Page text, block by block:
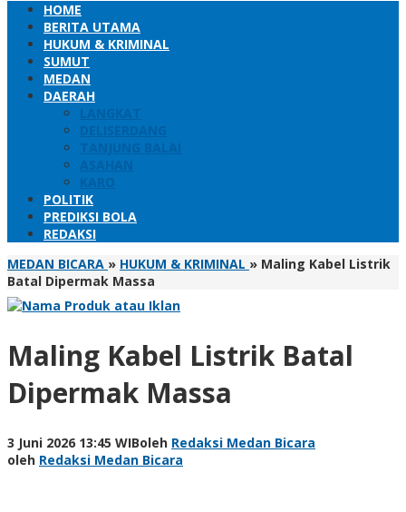
HOME
BERITA UTAMA
HUKUM & KRIMINAL
SUMUT
MEDAN
DAERAH
LANGKAT
DELISERDANG
TANJUNG BALAI
ASAHAN
KARO
POLITIK
PREDIKSI BOLA
REDAKSI
MEDAN BICARA » HUKUM & KRIMINAL » Maling Kabel Listrik
Batal Dipermak Massa
Maling Kabel Listrik Batal
Dipermak Massa
3 Juni 2026 13:45 WIBoleh Redaksi Medan Bicara
oleh Redaksi Medan Bicara